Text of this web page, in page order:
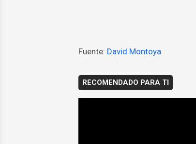
Fuente: David Montoya
RECOMENDADO PARA TI